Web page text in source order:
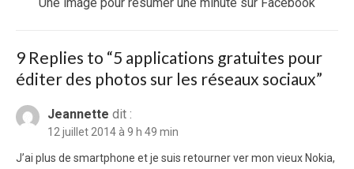
9 Replies to “5 applications gratuites pour
éditer des photos sur les réseaux sociaux”
Jeannette dit :
12 juillet 2014 à 9 h 49 min
J’ai plus de smartphone et je suis retourner ver mon vieux Nokia,